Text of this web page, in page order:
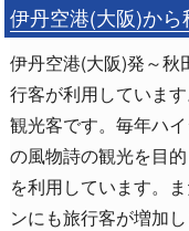
伊丹空港(大阪)か
伊丹空港(大阪)発～秋
行客が利用していま
観光客です。毎年ハ
の風物詩の観光を目
を利用しています。
ンにも旅行客が増加